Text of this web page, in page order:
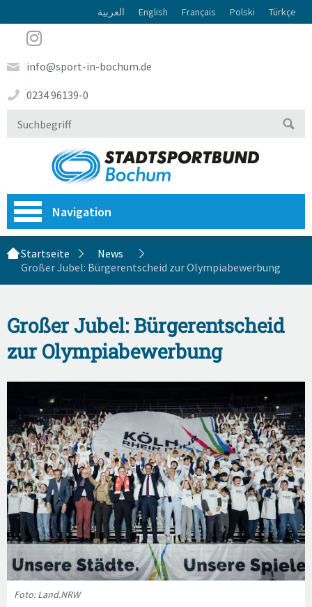
العربية English Français Polski Türkçe
info@sport-in-bochum.de
0234 96139-0
Navigation
Startseite
News
Großer Jubel: Bürgerentscheid zur Olympiabewerbung
Großer Jubel: Bürgerentscheid
zur Olympiabewerbung
Foto: Land.NRW